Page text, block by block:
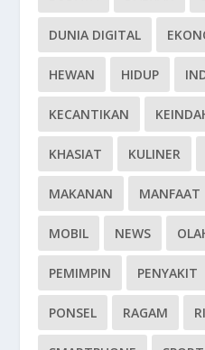
DUNIA DIGITAL
HEWAN HIDUP
KECANTIKAN
KHASIAT KULINER
MAKANAN MANFAAT
MOBIL NEWS
PEMIMPIN PENYAKIT
PONSEL RAGAM